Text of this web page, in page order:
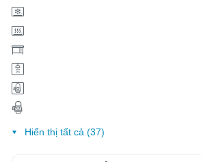
Hiển thị tất cả (37)